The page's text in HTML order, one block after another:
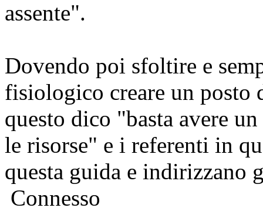
assente".
Dovendo poi sfoltire e
fisiologico creare un posto
questo dico "basta avere
le risorse" e i referenti in
questa guida e indirizzano
Connesso